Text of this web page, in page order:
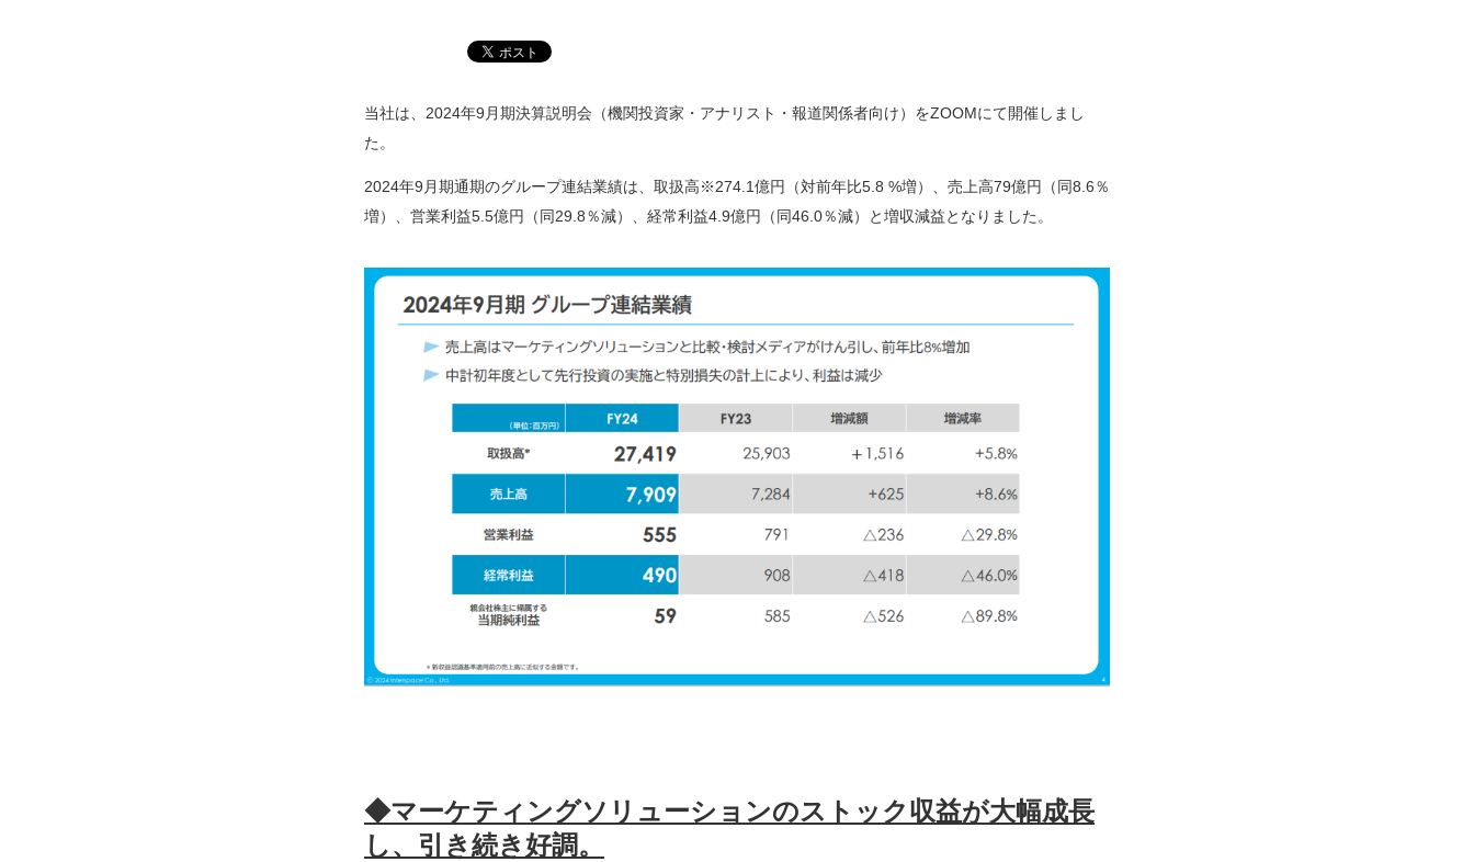
当社は、2024年9月期決算説明会（機関投資家・アナリスト・報道関係者向け）をZOOMにて開催しまし
た。
2024年9月期通期のグループ連結業績は、取扱高※274.1億円（対前年比5.8 %増）、売上高79億円（同8.6％
増）、営業利益5.5億円（同29.8％減）、経常利益4.9億円（同46.0％減）と増収減益となりました。
◆マーケティングソリューションのストック収益が大幅成長
し、引き続き好調。